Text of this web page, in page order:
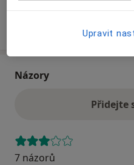
Názory
Přidejte
7 názorů
Upravit